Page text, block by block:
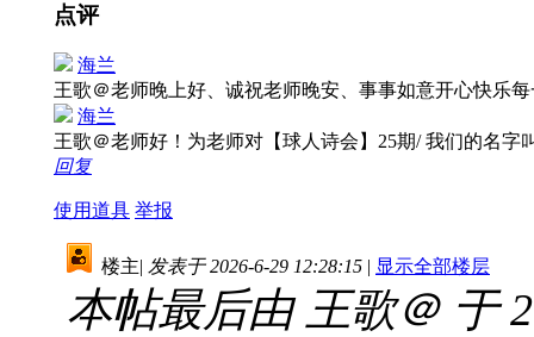
点评
海兰
王歌＠老师晚上好、诚祝老师晚安、事事如意开心快乐
海兰
王歌＠老师好！为老师对【球人诗会】25期/ 我们的名
回复
使用道具 举报
楼主| 发表于 2026-6-29 12:28:15 | 显示全部楼层
本帖最后由 王歌＠ 于